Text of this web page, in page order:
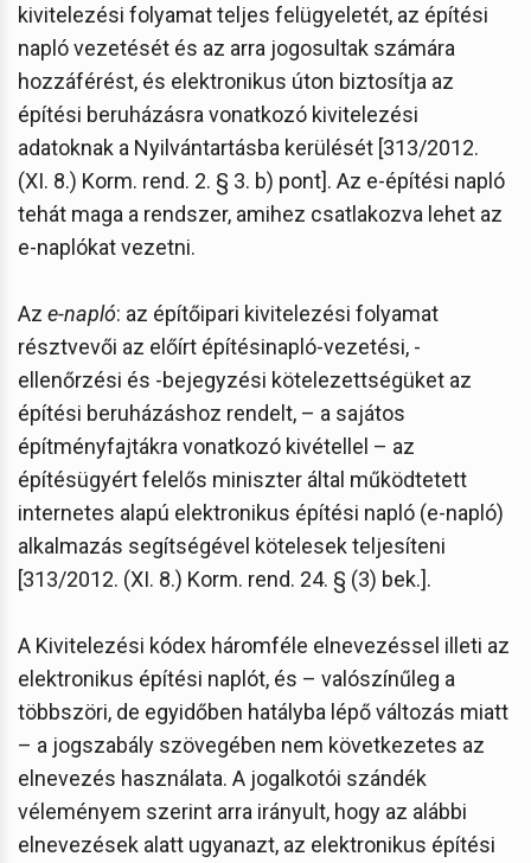
kivitelezési folyamat teljes felügyeletét, az építési
napló vezetését és az arra jogosultak számára
hozzáférést, és elektronikus úton biztosítja az
építési beruházásra vonatkozó kivitelezési
adatoknak a Nyilvántartásba kerülését [313/2012.
(XI. 8.) Korm. rend. 2. § 3. b) pont]. Az e-építési napló
tehát maga a rendszer, amihez csatlakozva lehet az
e-naplókat vezetni.
Az e-napló: az építőipari kivitelezési folyamat
résztvevői az előírt építésinapló-vezetési, -
ellenőrzési és -bejegyzési kötelezettségüket az
építési beruházáshoz rendelt, – a sajátos
építményfajtákra vonatkozó kivétellel – az
építésügyért felelős miniszter által működtetett
internetes alapú elektronikus építési napló (e-napló)
alkalmazás segítségével kötelesek teljesíteni
[313/2012. (XI. 8.) Korm. rend. 24. § (3) bek.].
A Kivitelezési kódex háromféle elnevezéssel illeti az
elektronikus építési naplót, és – valószínűleg a
többszöri, de egyidőben hatályba lépő változás miatt
– a jogszabály szövegében nem következetes az
elnevezés használata. A jogalkotói szándék
véleményem szerint arra irányult, hogy az alábbi
elnevezések alatt ugyanazt, az elektronikus építési